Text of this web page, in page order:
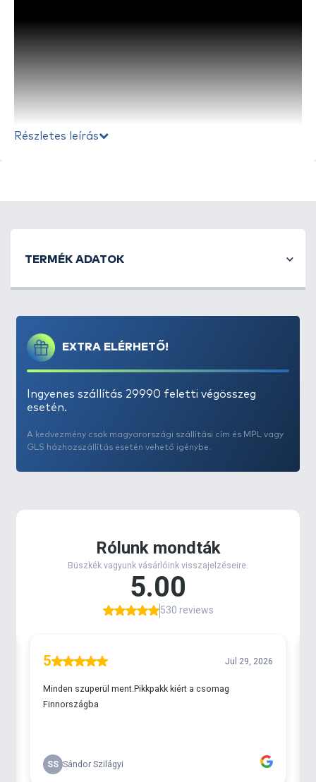
keverőszár, amely tökéletes eszköze a nagy
vödörben, annak érdekében, hogy az a
kialakítású, hogy a vödör minden részével
érintkezzen, ez által ne maradjon ki etetőanyag,
valamint felső hengeres kialakításának
köszönhetően az etetőanyag teljes egészét képes
egyszerre átkeverni, így nagy mennyiséget is elő
tudunk készíteni.
Részletes leírás
EXTRA ELÉRHETŐ!
Ingyenes szállítás 29990 feletti végösszeg
esetén.
A kedvezmény csak magyarországi szállítási cím és MPL vagy
GLS házhozszállítás esetén vehető igénybe.
TERMÉK ADATOK